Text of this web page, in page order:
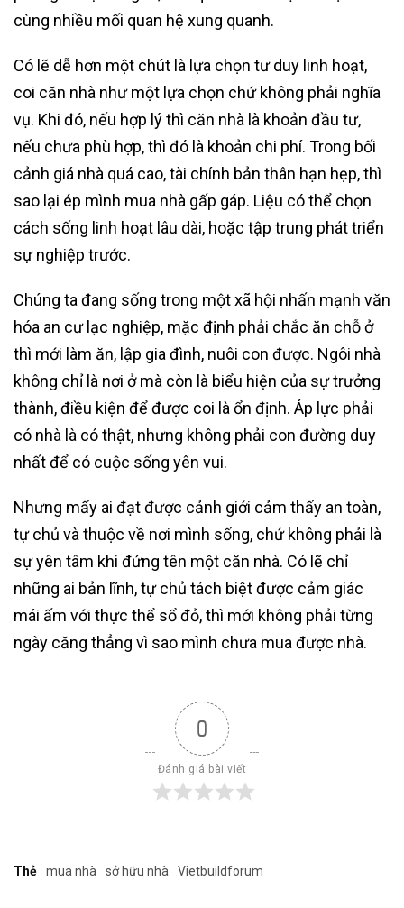
cùng nhiều mối quan hệ xung quanh.
Có lẽ dễ hơn một chút là lựa chọn tư duy linh hoạt,
coi căn nhà như một lựa chọn chứ không phải nghĩa
vụ. Khi đó, nếu hợp lý thì căn nhà là khoản đầu tư,
nếu chưa phù hợp, thì đó là khoản chi phí. Trong bối
cảnh giá nhà quá cao, tài chính bản thân hạn hẹp, thì
sao lại ép mình mua nhà gấp gáp. Liệu có thể chọn
cách sống linh hoạt lâu dài, hoặc tập trung phát triển
sự nghiệp trước.
Chúng ta đang sống trong một xã hội nhấn mạnh văn
hóa an cư lạc nghiệp, mặc định phải chắc ăn chỗ ở
thì mới làm ăn, lập gia đình, nuôi con được. Ngôi nhà
không chỉ là nơi ở mà còn là biểu hiện của sự trưởng
thành, điều kiện để được coi là ổn định. Áp lực phải
có nhà là có thật, nhưng không phải con đường duy
nhất để có cuộc sống yên vui.
Nhưng mấy ai đạt được cảnh giới cảm thấy an toàn,
tự chủ và thuộc về nơi mình sống, chứ không phải là
sự yên tâm khi đứng tên một căn nhà. Có lẽ chỉ
những ai bản lĩnh, tự chủ tách biệt được cảm giác
mái ấm với thực thể sổ đỏ, thì mới không phải từng
ngày căng thẳng vì sao mình chưa mua được nhà.
0
Đánh giá bài viết
Thẻ mua nhà sở hữu nhà Vietbuildforum